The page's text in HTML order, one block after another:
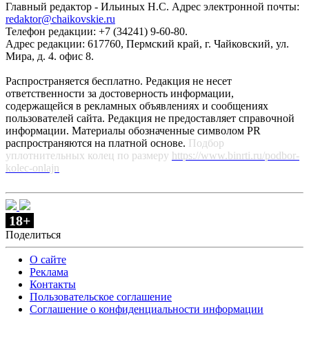
Главный редактор - Ильиных Н.С. Адрес электронной почты:
redaktor@chaikovskie.ru
Телефон редакции: +7 (34241) 9-60-80.
Адрес редакции: 617760, Пермский край, г. Чайковский, ул.
Мира, д. 4. офис 8.
Распространяется бесплатно. Редакция не несет
ответственности за достоверность информации,
содержащейся в рекламных объявлениях и сообщениях
пользователей сайта. Редакция не предоставляет справочной
информации. Материалы обозначенные символом PR
распространяются на платной основе. Подбор
уплотнительных колец по размеру https://www.binrti.ru/podbor-
kolec-onlajn
18+
Поделиться
О сайте
Реклама
Контакты
Пользовательское соглашение
Соглашение о конфиденциальности информации